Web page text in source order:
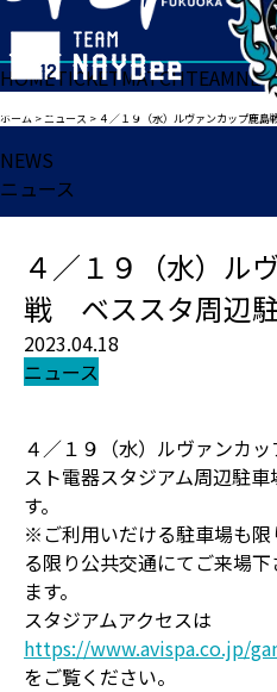
HOMETICKETMATCHTEAM
ホーム >ニュース > ４／１９（水）ルヴァンカップ鹿
NEWS
ニュース
４／１９（水）ル
戦 ベススタ周辺
2023.04.18
ニュース
４／１９（水）ルヴァンカ
スト電器スタジアム周辺駐
す。
※ご利用いだける駐車場も限
る限り公共交通にてご来場
ます。
スタジアムアクセスは
https://www.avispa.co.jp/
をご覧ください。